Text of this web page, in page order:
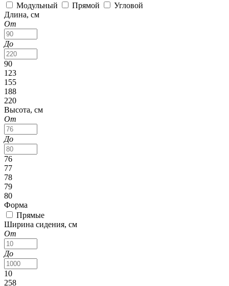
Модульный
Прямой
Угловой
Длина, см
От
До
90
123
155
188
220
Высота, см
От
До
76
77
78
79
80
Форма
Прямые
Ширина сидения, см
От
До
10
258